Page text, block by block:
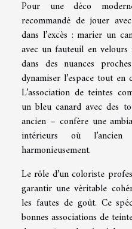
Pour une déco
recommandé de jouer
dans l’excès : marier un
avec un fauteuil en
dans des nuances
dynamiser l’espace tout
L’association de teintes
un bleu canard avec des
ancien – confère une
intérieurs où
harmonieusement.
Le rôle d’un coloriste
garantir une véritable
les fautes de goût. Ce
bonnes associations de